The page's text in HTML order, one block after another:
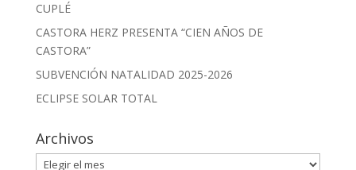
CUPLÉ
CASTORA HERZ PRESENTA “CIEN AÑOS DE
CASTORA”
SUBVENCIÓN NATALIDAD 2025-2026
ECLIPSE SOLAR TOTAL
Archivos
Archivos